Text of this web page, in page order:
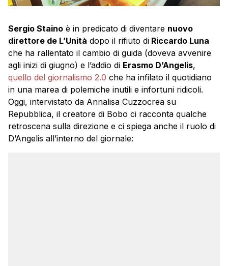
Sergio Staino è in predicato di diventare nuovo
direttore de L’Unità dopo il rifiuto di Riccardo Luna
che ha rallentato il cambio di guida (doveva avvenire
agli inizi di giugno) e l’addio di Erasmo D’Angelis,
quello del giornalismo 2.0 che ha infilato il quotidiano
in una marea di polemiche inutili e infortuni ridicoli.
Oggi, intervistato da Annalisa Cuzzocrea su
Repubblica, il creatore di Bobo ci racconta qualche
retroscena sulla direzione e ci spiega anche il ruolo di
D’Angelis all’interno del giornale: